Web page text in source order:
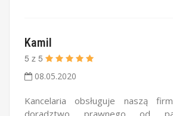
Kamil
5 z 5
08.05.2020
Kancelaria obsługuje naszą
doradztwo prawnego od